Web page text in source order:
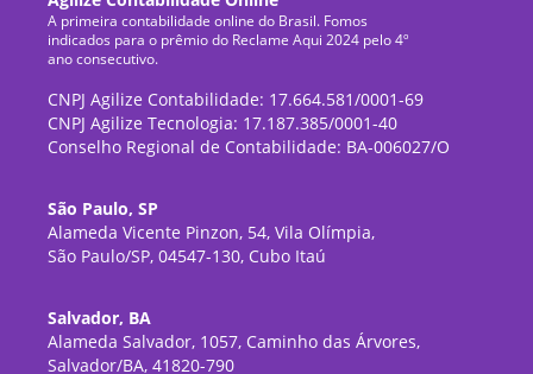
A primeira contabilidade online do Brasil. Fomos
indicados para o prêmio do Reclame Aqui 2024 pelo 4º
ano consecutivo.
CNPJ Agilize Contabilidade: 17.664.581/0001-69
CNPJ Agilize Tecnologia: 17.187.385/0001-40
Conselho Regional de Contabilidade: BA-006027/O
São Paulo, SP
Alameda Vicente Pinzon, 54, Vila Olímpia,
São Paulo/SP, 04547-130, Cubo Itaú
Salvador, BA
Alameda Salvador, 1057, Caminho das Árvores,
Salvador/BA, 41820-790